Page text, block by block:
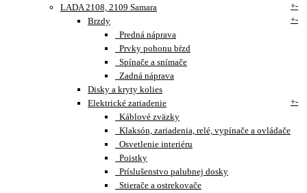
LADA 2108, 2109 Samara
+-
Brzdy
+-
Predná náprava
Prvky pohonu bŕzd
Spínače a snímače
Zadná náprava
Disky a kryty kolies
Elektrické zariadenie
+-
Káblové zväzky
Klaksón, zariadenia, relé, vypínače a ovládače
Osvetlenie interiéru
Poistky
Príslušenstvo palubnej dosky
Stierače a ostrekovače